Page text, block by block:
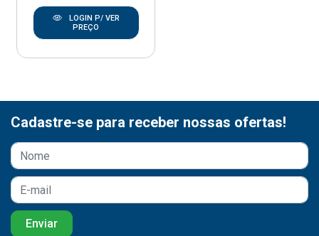
LOGIN P/ VER
PREÇO
Cadastre-se para receber nossas ofertas!